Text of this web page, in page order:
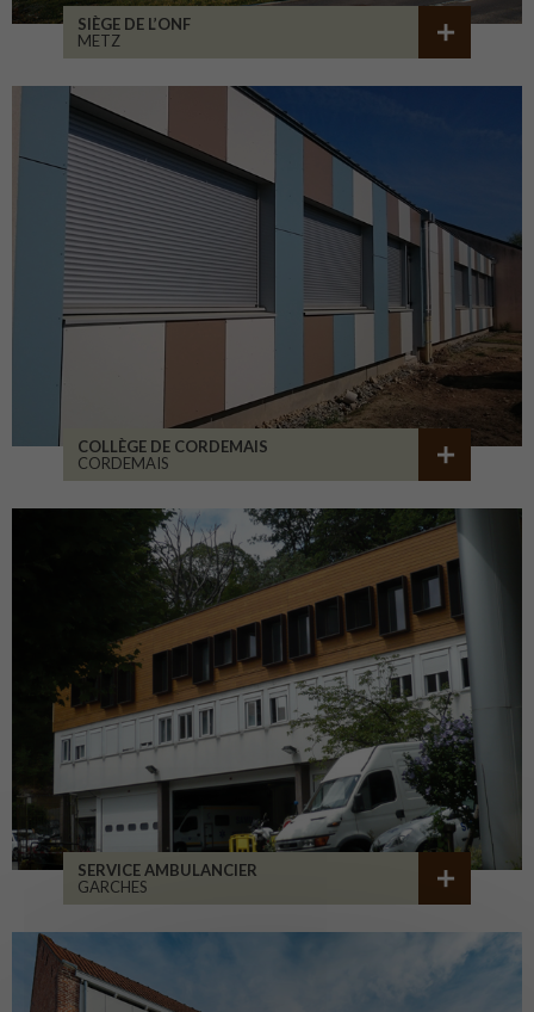
SIÈGE DE L’ONF
METZ
COLLÈGE DE CORDEMAIS
CORDEMAIS
SERVICE AMBULANCIER
GARCHES